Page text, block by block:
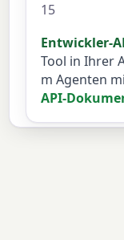
15
Entwickler-
Tool in Ihrer
m Agenten
API-